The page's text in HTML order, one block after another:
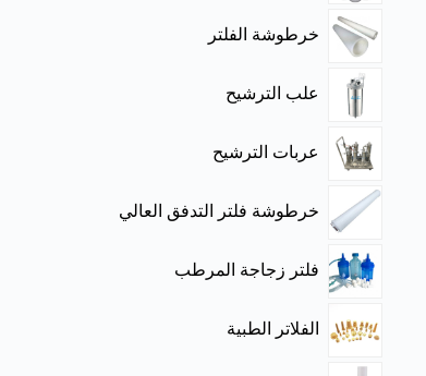
خرطوشة الفلتر
علب الترشيح
عربات الترشيح
خرطوشة فلتر التدفق العالي
فلتر زجاجة المرطب
الفلاتر الطبية